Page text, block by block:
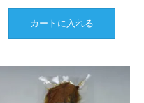
カートに入れる